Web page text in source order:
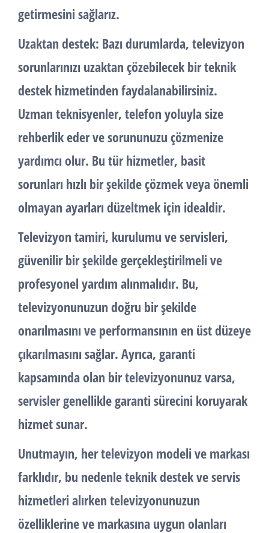
getirmesini sağlarız.
Uzaktan destek: Bazı durumlarda, televizyon
sorunlarınızı uzaktan çözebilecek bir teknik
destek hizmetinden faydalanabilirsiniz.
Uzman teknisyenler, telefon yoluyla size
rehberlik eder ve sorununuzu çözmenize
yardımcı olur. Bu tür hizmetler, basit
sorunları hızlı bir şekilde çözmek veya önemli
olmayan ayarları düzeltmek için idealdir.
Televizyon tamiri, kurulumu ve servisleri,
güvenilir bir şekilde gerçekleştirilmeli ve
profesyonel yardım alınmalıdır. Bu,
televizyonunuzun doğru bir şekilde
onarılmasını ve performansının en üst düzeye
çıkarılmasını sağlar. Ayrıca, garanti
kapsamında olan bir televizyonunuz varsa,
servisler genellikle garanti sürecini koruyarak
hizmet sunar.
Unutmayın, her televizyon modeli ve markası
farklıdır, bu nedenle teknik destek ve servis
hizmetleri alırken televizyonunuzun
özelliklerine ve markasına uygun olanları